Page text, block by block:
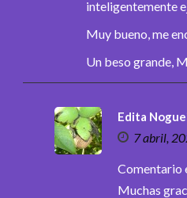
inteligentemente
Muy bueno, me
Un beso grande,
Edita
7 abril,
Comentario
Muchas